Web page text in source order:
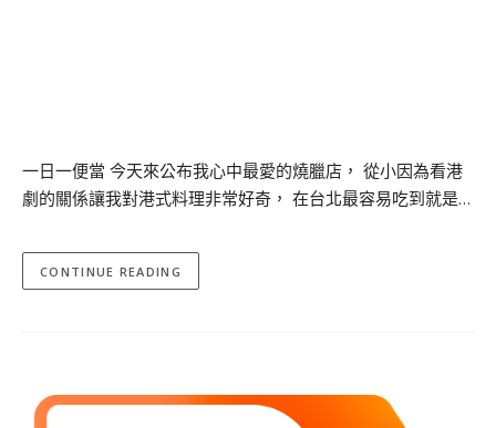
一日一便當 今天來公布我心中最愛的燒臘店， 從小因為看港
劇的關係讓我對港式料理非常好奇， 在台北最容易吃到就是…
CONTINUE READING